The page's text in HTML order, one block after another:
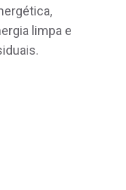
limpa e